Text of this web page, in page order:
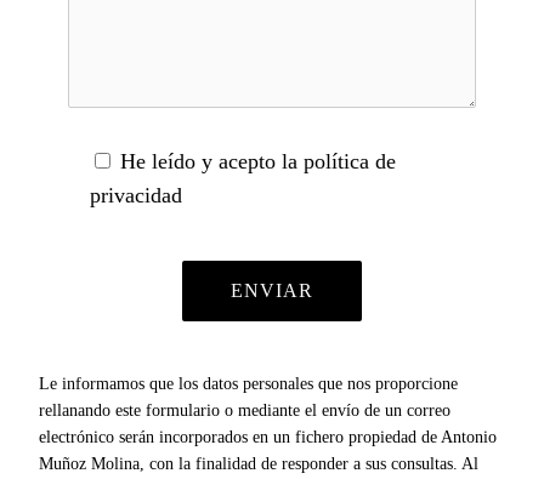
He leído y acepto la política de
privacidad
Le informamos que los datos personales que nos proporcione
rellanando este formulario o mediante el envío de un correo
electrónico serán incorporados en un fichero propiedad de Antonio
Muñoz Molina, con la finalidad de responder a sus consultas. Al